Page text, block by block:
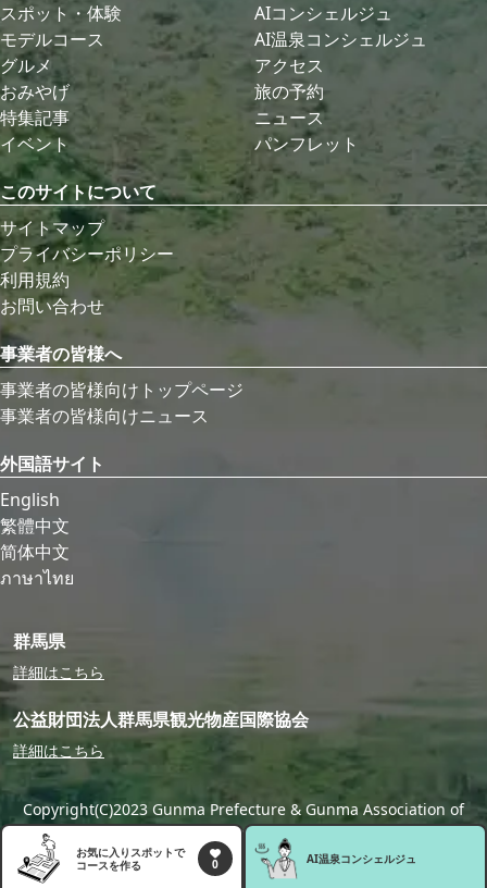
お気に入りスポットで
コースを作る
0 AI温泉コンシェルジュ
スポット・体験
モデルコース
グルメ
おみやげ
特集記事
イベント
AIコンシェルジュ
AI温泉コンシェルジュ
アクセス
旅の予約
ニュース
パンフレット
このサイトについて
サイトマップ
プライバシーポリシー
利用規約
お問い合わせ
事業者の皆様へ
事業者の皆様向けトップページ
事業者の皆様向けニュース
外国語サイト
English
繁體中文
简体中文
ภาษาไทย
群馬県
詳細はこちら
公益財団法人群馬県観光物産国際協会
詳細はこちら
Copyright(C)2023 Gunma Prefecture & Gunma Association of
Tourism,Local Products & International Exchange